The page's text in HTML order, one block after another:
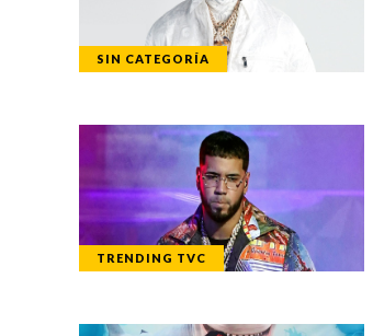
SIN CATEGORÍA
TRENDING TVC